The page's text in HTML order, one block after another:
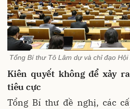
Tổng Bí thư Tô Lâm dự và chỉ đạo
Kiên quyết không để xảy
tiêu cực
Tổng Bí thư đề nghị, các